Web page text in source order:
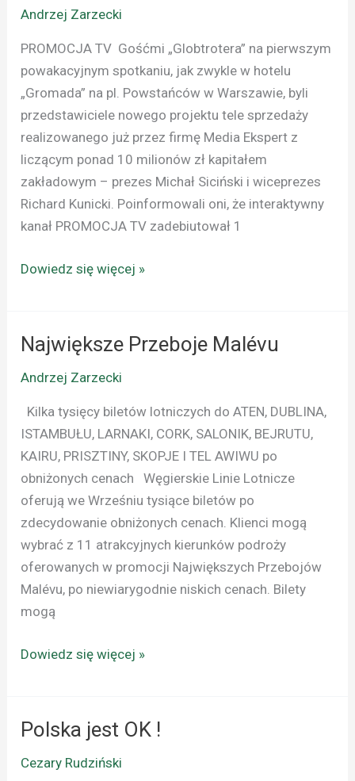
Andrzej Zarzecki
PROMOCJA TV Gośćmi „Globtrotera” na pierwszym
powakacyjnym spotkaniu, jak zwykle w hotelu
„Gromada” na pl. Powstańców w Warszawie, byli
przedstawiciele nowego projektu tele sprzedaży
realizowanego już przez firmę Media Ekspert z
liczącym ponad 10 milionów zł kapitałem
zakładowym – prezes Michał Siciński i wiceprezes
Richard Kunicki. Poinformowali oni, że interaktywny
kanał PROMOCJA TV zadebiutował 1
Dowiedz się więcej »
Największe Przeboje Malévu
Andrzej Zarzecki
Kilka tysięcy biletów lotniczych do ATEN, DUBLINA,
ISTAMBUŁU, LARNAKI, CORK, SALONIK, BEJRUTU,
KAIRU, PRISZTINY, SKOPJE I TEL AWIWU po
obniżonych cenach Węgierskie Linie Lotnicze
oferują we Wrześniu tysiące biletów po
zdecydowanie obniżonych cenach. Klienci mogą
wybrać z 11 atrakcyjnych kierunków podroży
oferowanych w promocji Największych Przebojów
Malévu, po niewiarygodnie niskich cenach. Bilety
mogą
Największe
Malévu
Dowiedz się więcej »
Polska jest OK !
Cezary Rudziński
Polska
OK